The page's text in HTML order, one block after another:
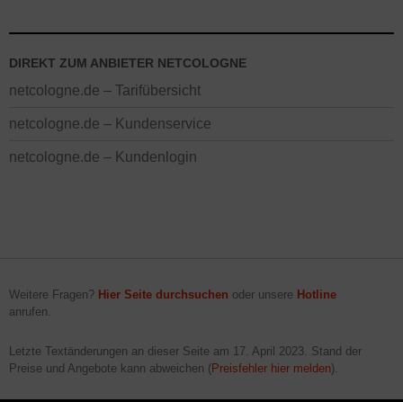
DIREKT ZUM ANBIETER NETCOLOGNE
netcologne.de – Tarifübersicht
netcologne.de – Kundenservice
netcologne.de – Kundenlogin
Weitere Fragen? Hier Seite durchsuchen oder unsere Hotline
anrufen.
Letzte Textänderungen an dieser Seite am 17. April 2023. Stand der
Preise und Angebote kann abweichen (Preisfehler hier melden).